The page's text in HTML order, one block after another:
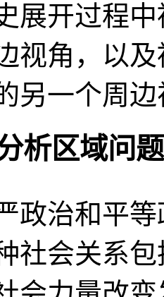
展开过程
视角，以
另一个周
析区域问题
政治和平
社会关系